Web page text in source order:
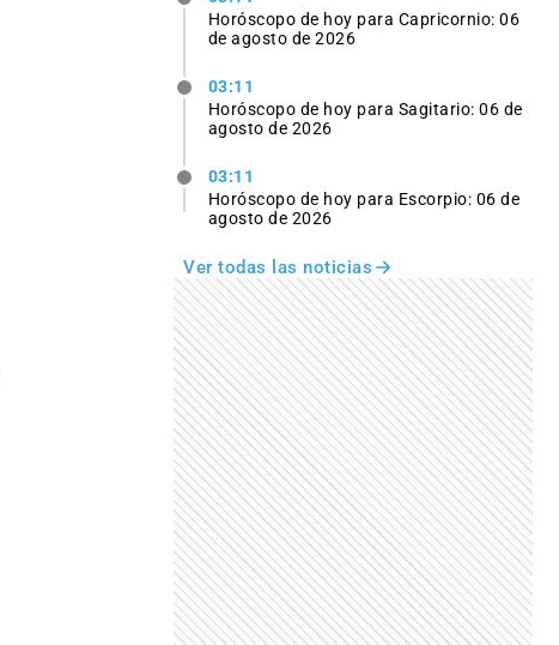
Horóscopo de hoy para Capricornio: 06
de agosto de 2026
03:11
Horóscopo de hoy para Sagitario: 06 de
agosto de 2026
03:11
Horóscopo de hoy para Escorpio: 06 de
agosto de 2026
Ver todas las noticias